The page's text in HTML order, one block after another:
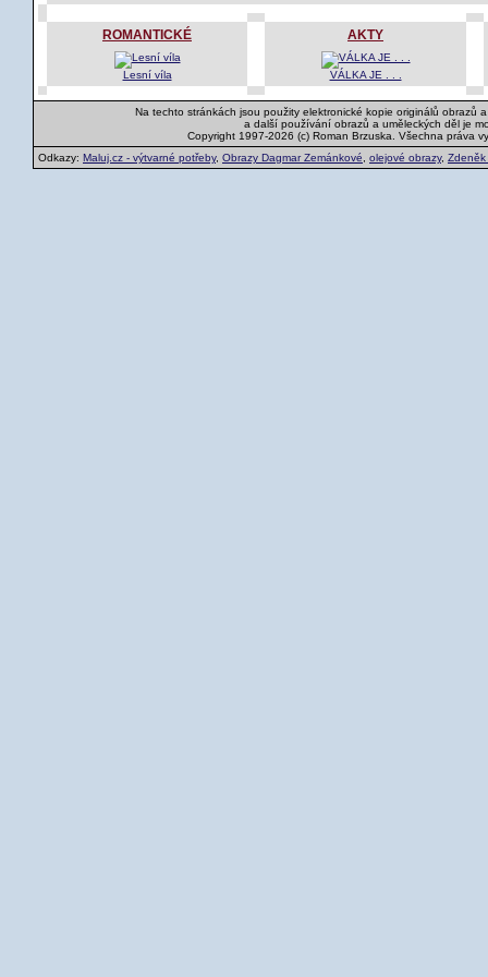
ROMANTICKÉ
Lesní víla
AKTY
VÁLKA JE . . .
Na techto stránkách jsou použity elektronické kopie originálů obrazů
a další používání obrazů a uměleckých děl je
Copyright 1997-2026 (c) Roman Brzuska. Všechna práva
Odkazy: Maluj.cz - výtvarné potřeby, Obrazy Dagmar Zemánkové olejové obrazy, Zdeněk